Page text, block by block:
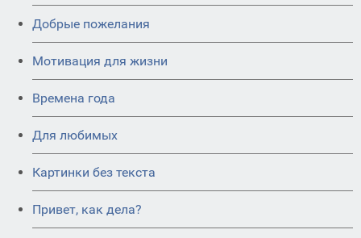
Добрые пожелания
Мотивация для жизни
Времена года
Для любимых
Картинки без текста
Привет, как дела?